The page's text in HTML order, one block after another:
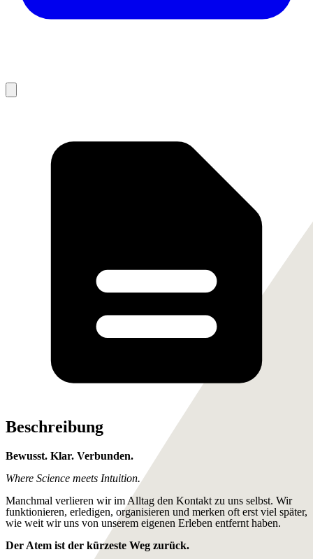
Beschreibung
Bewusst. Klar. Verbunden.
Where Science meets Intuition.
Manchmal verlieren wir im Alltag den Kontakt zu uns selbst. Wir
funktionieren, erledigen, organisieren und merken oft erst viel später,
wie weit wir uns von unserem eigenen Erleben entfernt haben.
Der Atem ist der kürzeste Weg zurück.